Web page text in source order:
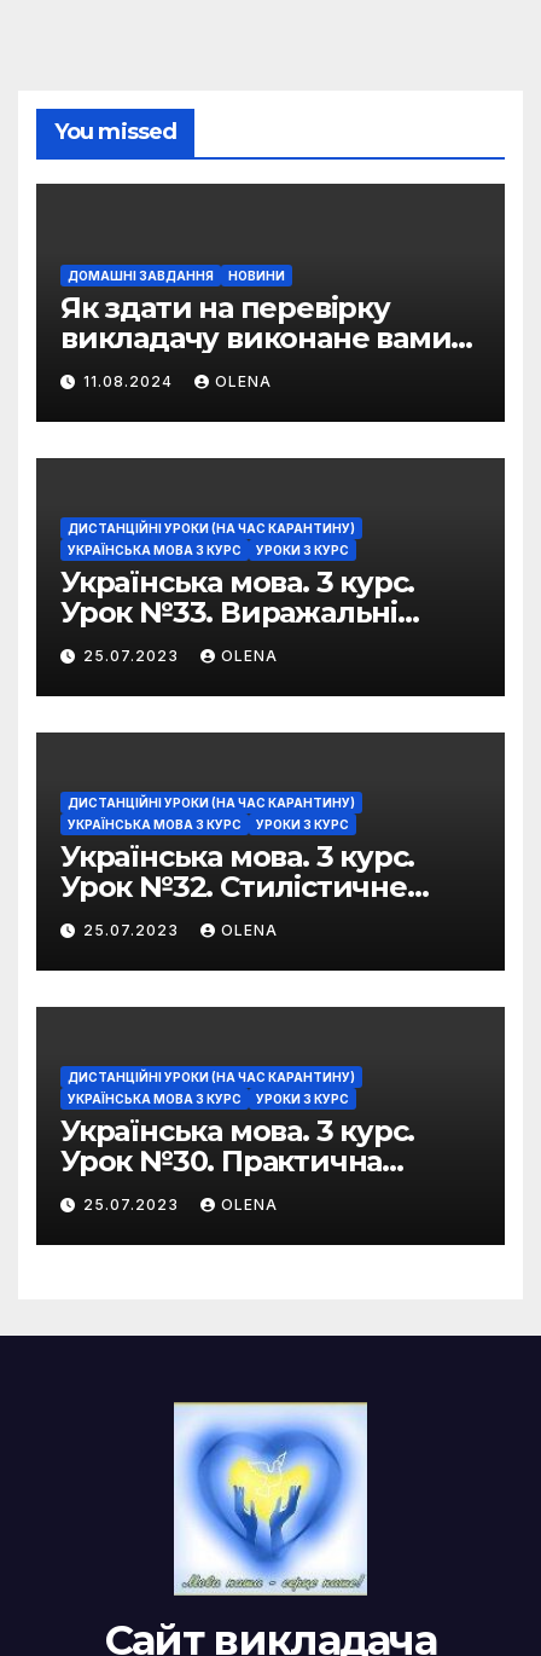
You missed
ДОМАШНІ ЗАВДАННЯ НОВИНИ
Як здати на перевірку
викладачу виконане вами
домашнє завдання
11.08.2024 OLENA
ДИСТАНЦІЙНІ УРОКИ (НА ЧАС КАРАНТИНУ)
УКРАЇНСЬКА МОВА 3 КУРС
УРОКИ 3 КУРС
Українська мова. 3 курс.
Урок №33. Виражальні
можливості фразеологізмів
25.07.2023 OLENA
ДИСТАНЦІЙНІ УРОКИ (НА ЧАС КАРАНТИНУ)
УКРАЇНСЬКА МОВА 3 КУРС
УРОКИ 3 КУРС
Українська мова. 3 курс.
Урок №32. Стилістичне
забарвлення
фразеологізмів
25.07.2023 OLENA
ДИСТАНЦІЙНІ УРОКИ (НА ЧАС КАРАНТИНУ)
УКРАЇНСЬКА МОВА 3 КУРС
УРОКИ 3 КУРС
Українська мова. 3 курс.
Урок №30. Практична
риторика. Оцінювальні
жанри. Характеристика
25.07.2023 OLENA
Сайт викладача